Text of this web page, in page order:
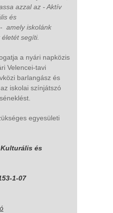
azzal az - Aktív
és
amely iskolánk
segíti.
a nyári napközis
Velencei-tavi
barlangász és
iskolai színjátszó
egyesületi
és
1-07